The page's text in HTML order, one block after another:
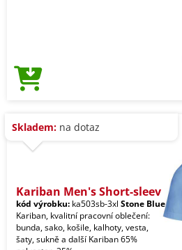
Skladem: na dotaz
Kariban Men's Short-sleev
kód výrobku: ka503sb-3xl Stone Blue
Kariban, kvalitní pracovní oblečení:
bunda, sako, košile, kalhoty, vesta,
šaty, sukně a další Kariban 65%